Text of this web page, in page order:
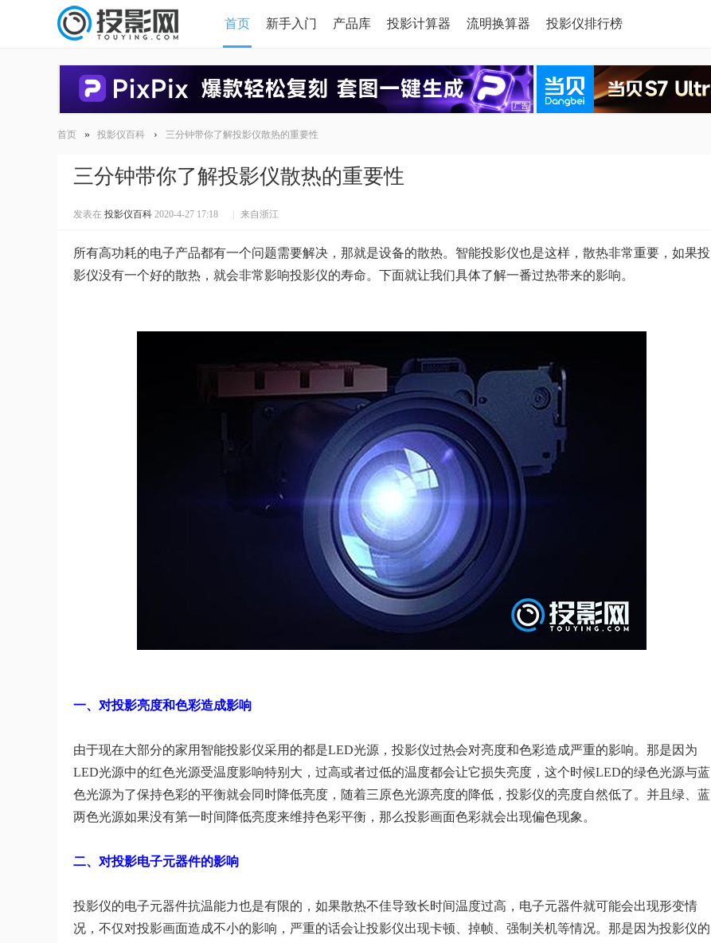
首页 新手入门 产品库 投影计算器 流明换算器 投影仪排行榜
首页 » 投影仪百科 › 三分钟带你了解投影仪散热的重要性
三分钟带你了解投影仪散热的重要性
发表在 投影仪百科 2020-4-27 17:18 来自浙江
所有高功耗的电子产品都有一个问题需要解决，那就是设备的散热。智能投影仪也是这样，散热非常重要，如果投
影仪没有一个好的散热，就会非常影响投影仪的寿命。下面就让我们具体了解一番过热带来的影响。
一、对投影亮度和色彩造成影响
由于现在大部分的家用智能投影仪采用的都是LED光源，投影仪过热会对亮度和色彩造成严重的影响。那是因为
LED光源中的红色光源受温度影响特别大，过高或者过低的温度都会让它损失亮度，这个时候LED的绿色光源与蓝
色光源为了保持色彩的平衡就会同时降低亮度，随着三原色光源亮度的降低，投影仪的亮度自然低了。并且绿、蓝
两色光源如果没有第一时间降低亮度来维持色彩平衡，那么投影画面色彩就会出现偏色现象。
二、对投影电子元器件的影响
投影仪的电子元器件抗温能力也是有限的，如果散热不佳导致长时间温度过高，电子元器件就可能会出现形变情
况，不仅对投影画面造成不小的影响，严重的话会让投影仪出现卡顿、掉帧、强制关机等情况。那是因为投影仪的